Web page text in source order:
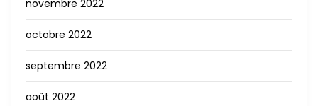
novembre 2022
octobre 2022
septembre 2022
août 2022